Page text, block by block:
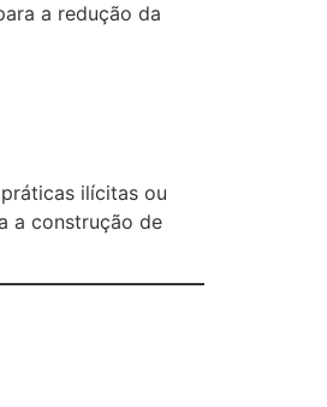
a redução da
ilícitas ou
a construção de